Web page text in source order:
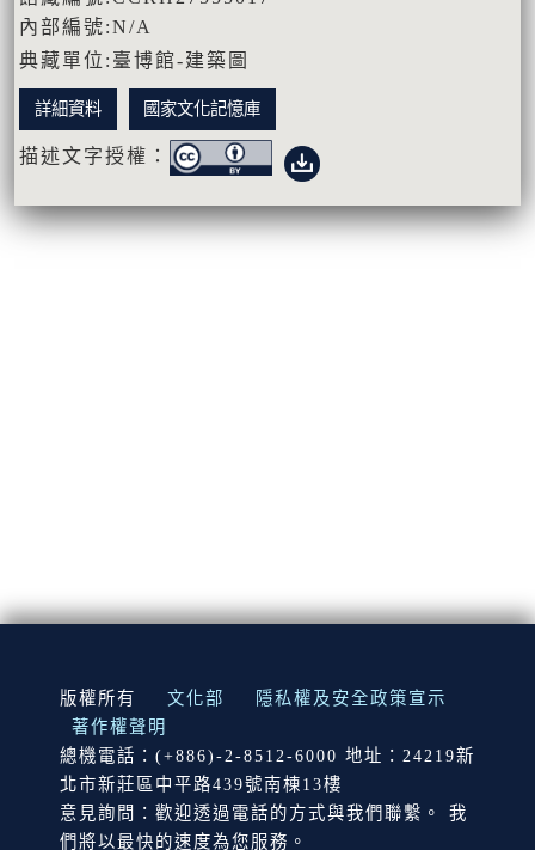
內部編號:N/A
典藏單位:臺博館-建築圖
詳細資料 國家文化記憶庫
描述文字授權：
:::
版權所有 文化部
隱私權及安全政策宣示
著作權聲明
總機電話：(+886)-2-8512-6000 地址：24219新
北市新莊區中平路439號南棟13樓
意見詢問：歡迎透過電話的方式與我們聯繫。 我
們將以最快的速度為您服務。